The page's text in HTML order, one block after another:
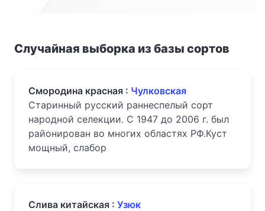
Случайная выборка из базы сортов
Смородина красная : Чулковская
Старинный русский раннеспелый сорт
народной селекции. С 1947 до 2006 г. был
районирован во многих областях РФ.Куст
мощный, слабор
Слива китайская : Узюк